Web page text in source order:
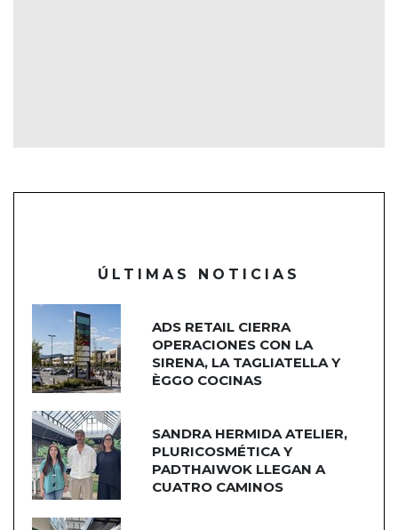
ÚLTIMAS NOTICIAS
ADS RETAIL CIERRA
OPERACIONES CON LA
SIRENA, LA TAGLIATELLA Y
ÈGGO COCINAS
SANDRA HERMIDA ATELIER,
PLURICOSMÉTICA Y
PADTHAIWOK LLEGAN A
CUATRO CAMINOS